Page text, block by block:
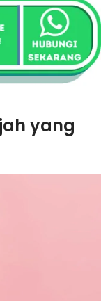
yang